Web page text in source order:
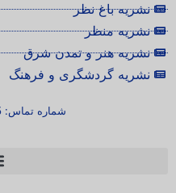
نشریه باغ نظر
نشریه منظر
نشریه هنر و تمدن شرق
نشریه گردشگری و فرهنگ
شماره تماس: 66435985-021